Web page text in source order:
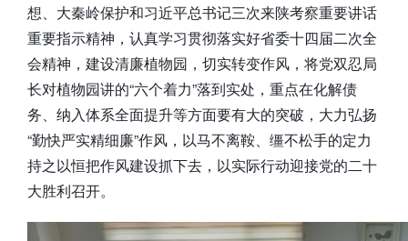
想、大秦岭保护和习近平总书记三次来陕考察重要讲话
重要指示精神，认真学习贯彻落实好省委十四届二次全
会精神，建设清廉植物园，切实转变作风，将党双忍局
长对植物园讲的“六个着力”落到实处，重点在化解债
务、纳入体系全面提升等方面要有大的突破，大力弘扬
“勤快严实精细廉”作风，以马不离鞍、缰不松手的定力
持之以恒把作风建设抓下去，以实际行动迎接党的二十
大胜利召开。